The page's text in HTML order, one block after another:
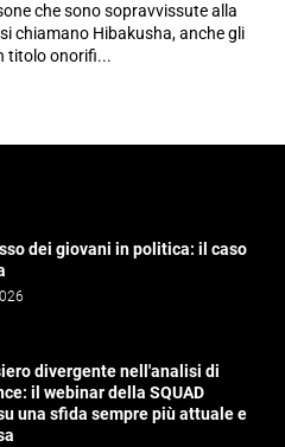
che sono sopravvissute alla
chiamano Hibakusha, anche gli
titolo onorifi...
dei giovani in politica: il caso
divergente nell'analisi di
il webinar della SQUAD
una sfida sempre più attuale e